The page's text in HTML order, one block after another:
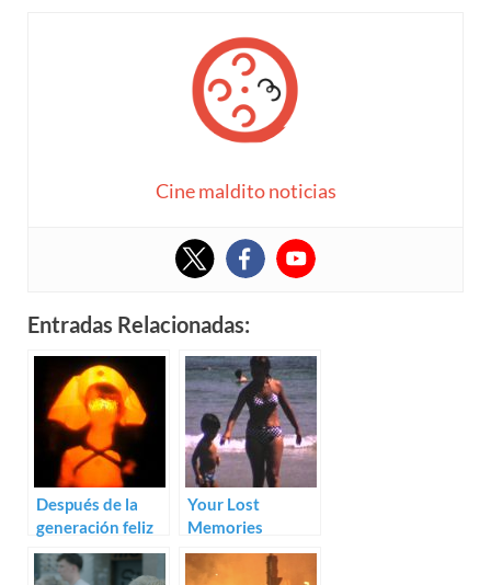
Cine maldito noticias
Entradas Relacionadas:
Después de la
generación feliz
(Miguel Ángel
Blanca)
Your Lost
Memories
(Alejandro
Marzoa, Miguel